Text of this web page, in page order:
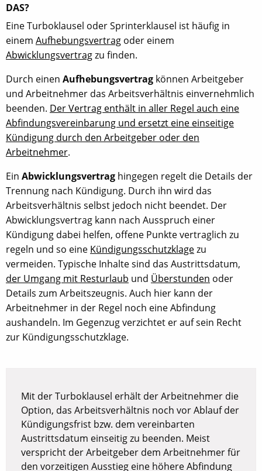
DAS?
Eine Turboklausel oder Sprinterklausel ist häufig in
einem Aufhebungsvertrag oder einem
Abwicklungsvertragzu finden.
Durch einen Aufhebungsvertrag können Arbeitgeber
und Arbeitnehmer das Arbeitsverhältnis einvernehmlich
beenden. Der Vertrag enthält in aller Regel auch eine
Abfindungsvereinbarung und ersetzt eine einseitige
Kündigung durch den Arbeitgeber oder den
Arbeitnehmer.
Ein Abwicklungsvertrag hingegen regelt die Details der
Trennung nach Kündigung. Durch ihn wird das
Arbeitsverhältnis selbst jedoch nicht beendet. Der
Abwicklungsvertrag kann nach Ausspruch einer
Kündigung dabei helfen, offene Punkte vertraglich zu
regeln und so eine Kündigungsschutzklagezu
vermeiden. Typische Inhalte sind das Austrittsdatum,
der Umgang mit Resturlaub und Überstunden oder
Details zum Arbeitszeugnis. Auch hier kann der
Arbeitnehmer in der Regel noch eine Abfindung
aushandeln. Im Gegenzug verzichtet er auf sein Recht
zur Kündigungsschutzklage.
Mit der Turboklausel erhält der Arbeitnehmer die
Option, das Arbeitsverhältnis noch vor Ablauf der
Kündigungsfrist bzw. dem vereinbarten
Austrittsdatum einseitig zu beenden. Meist
verspricht der Arbeitgeber dem Arbeitnehmer für
den vorzeitigen Ausstieg eine höhere Abfindung